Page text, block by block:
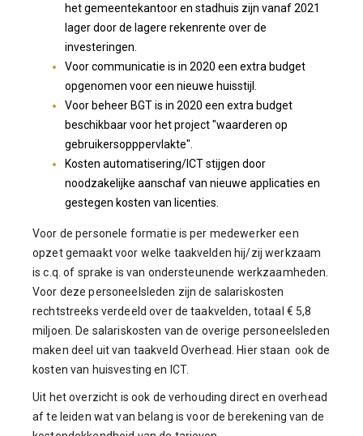
het gemeentekantoor en stadhuis zijn vanaf 2021
lager door de lagere rekenrente over de
investeringen.
Voor communicatie is in 2020 een extra budget
opgenomen voor een nieuwe huisstijl.
Voor beheer BGT is in 2020 een extra budget
beschikbaar voor het project "waarderen op
gebruikersopppervlakte".
Kosten automatisering/ICT stijgen door
noodzakelijke aanschaf van nieuwe applicaties en
gestegen kosten van licenties.
Voor de personele formatie is per medewerker een
opzet gemaakt voor welke taakvelden hij/zij werkzaam
is c.q. of sprake is van ondersteunende werkzaamheden.
Voor deze personeelsleden zijn de salariskosten
rechtstreeks verdeeld over de taakvelden, totaal € 5,8
miljoen. De salariskosten van de overige personeelsleden
maken deel uit van taakveld Overhead. Hier staan ook de
kosten van huisvesting en ICT.
Uit het overzicht is ook de verhouding direct en overhead
af te leiden wat van belang is voor de berekening van de